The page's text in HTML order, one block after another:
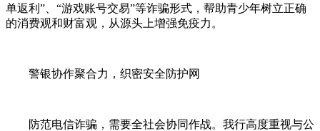
单返利”、“游戏账号交易”等诈骗形式，帮助青少年树立正确
的消费观和财富观，从源头上增强免疫力。
警银协作聚合力，织密安全防护网
防范电信诈骗，需要全社会协同作战。我行高度重视与公